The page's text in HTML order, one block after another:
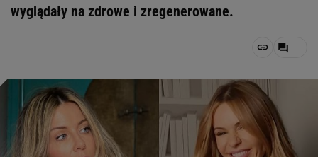
wyglądały na zdrowe i zregenerowane.